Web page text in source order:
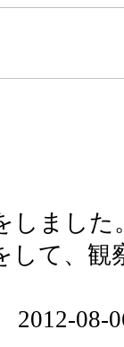
しました
して、観
2012-08-